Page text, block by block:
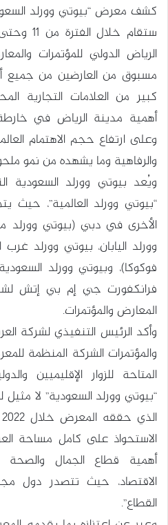
كشف معرض “بيوتي وورلد
الرياض الدولي للمؤتمرات
مسبوق من العارضين من جميع
كبير من العلامات التجارية
أهمية مدينة الرياض في خارطة
وعلى ارتفاع حجم الاهتمام
والرفاهية وما يشهده من نمو
ويُعد بيوتي وورلد السعودية
“بيوتي وورلد العالمية”، حيث
الأخرى في دبي (بيوتي وورلد
وورلد اليابان، بيوتي وورلد غرب
فوكوكا)، وبيوتي وورلد
فرانكفورت جي إم بي إتش
المعارض والمؤتمرات.
وأكد الرئيس التنفيذي لشركة
والمؤتمرات الشركة المنظمة
المتاحة للزوار الإقليميين
“بيوتي وورلد السعودية” لا مثيل
الاستحواذ على كامل مساحة
أهمية قطاع الجمال والصحة
الاقتصاد، حيث تتصدر دول
القطاع”.